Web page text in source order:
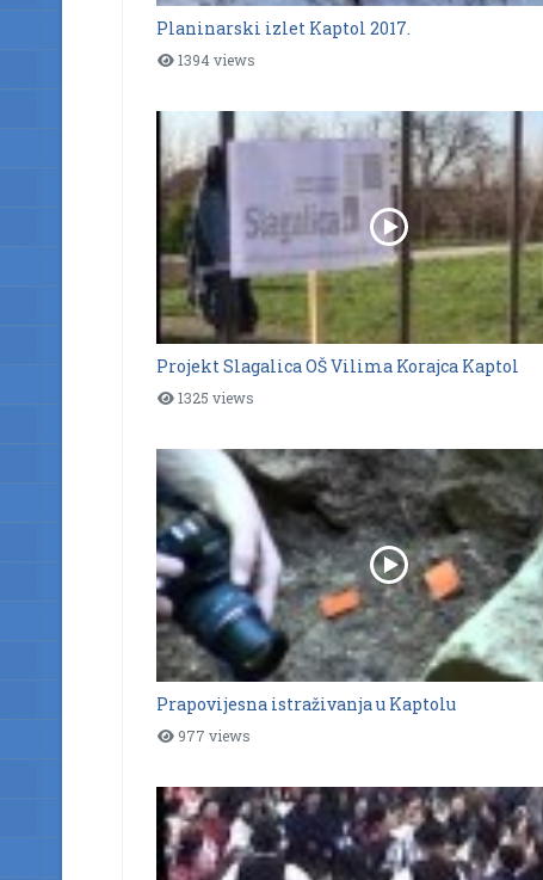
Planinarski izlet Kaptol 2017.
1394 views
Projekt Slagalica OŠ Vilima Korajca Kaptol
1325 views
Prapovijesna istraživanja u Kaptolu
977 views